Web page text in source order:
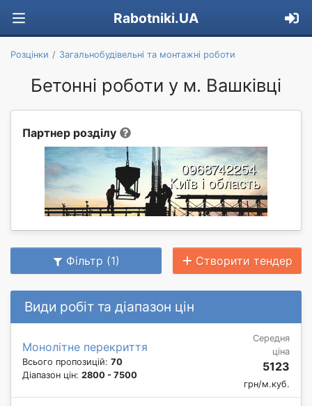
Rabotniki.UA
Розцінки Загальнобудівельні та монтажні роботи
Бетонні роботи у м. Вашківці
Партнер розділу
Фільтр (1) Створити тендер
Види робіт та діапазон цін
Монолітне перекриття
Всього пропозицій: 70
Діапазон цін: 2800 - 7500
Середня
ціна
5123
грн/м.куб.